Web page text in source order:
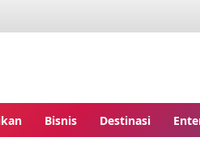
Bisnis Destinasi